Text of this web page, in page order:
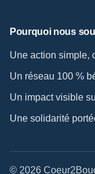
Pourquoi nous
Une action simple,
Un réseau 100 %
Un impact visible
Une solidarité
© 2026